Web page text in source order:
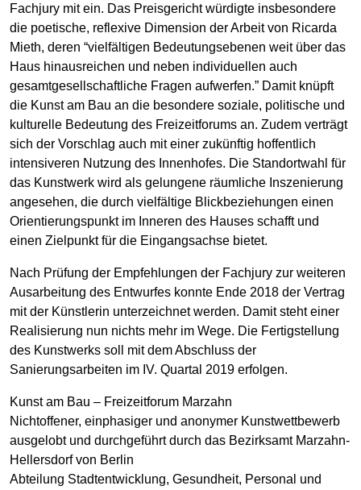
Fachjury mit ein. Das Preisgericht würdigte insbesondere
die poetische, reflexive Dimension der Arbeit von Ricarda
Mieth, deren “vielfältigen Bedeutungsebenen weit über das
Haus hinausreichen und neben individuellen auch
gesamtgesellschaftliche Fragen aufwerfen.” Damit knüpft
die Kunst am Bau an die besondere soziale, politische und
kulturelle Bedeutung des Freizeitforums an. Zudem verträgt
sich der Vorschlag auch mit einer zukünftig hoffentlich
intensiveren Nutzung des Innenhofes. Die Standortwahl für
das Kunstwerk wird als gelungene räumliche Inszenierung
angesehen, die durch vielfältige Blickbeziehungen einen
Orientierungspunkt im Inneren des Hauses schafft und
einen Zielpunkt für die Eingangsachse bietet.
Nach Prüfung der Empfehlungen der Fachjury zur weiteren
Ausarbeitung des Entwurfes konnte Ende 2018 der Vertrag
mit der Künstlerin unterzeichnet werden. Damit steht einer
Realisierung nun nichts mehr im Wege. Die Fertigstellung
des Kunstwerks soll mit dem Abschluss der
Sanierungsarbeiten im IV. Quartal 2019 erfolgen.
Kunst am Bau – Freizeitforum Marzahn
Nichtoffener, einphasiger und anonymer Kunstwettbewerb
ausgelobt und durchgeführt durch das Bezirksamt Marzahn-
Hellersdorf von Berlin
Abteilung Stadtentwicklung, Gesundheit, Personal und